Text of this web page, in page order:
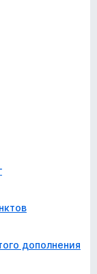
дополнения